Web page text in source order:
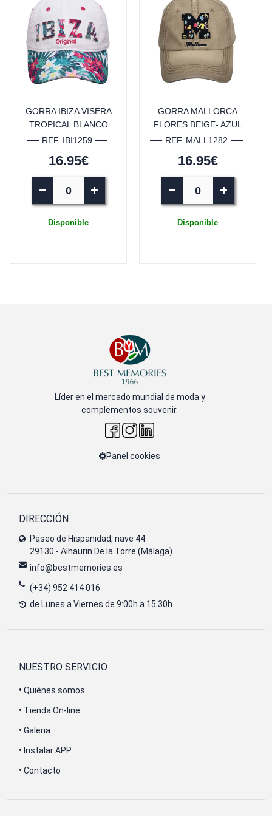
GORRA IBIZA VISERA
TROPICAL BLANCO
REF. IBI1259
16.95€
Disponible
GORRA MALLORCA
FLORES BEIGE- AZUL
REF. MALL1282
16.95€
Disponible
Líder en el mercado mundial de moda y
complementos souvenir.
Panel cookies
DIRECCIÓN
Paseo de Hispanidad, nave 44
29130 - Alhaurin De la Torre (Málaga)
info@bestmemories.es
(+34) 952 414 016
de Lunes a Viernes de 9:00h a 15:30h
NUESTRO SERVICIO
• Quiénes somos
• Tienda On-line
• Galeria
• Instalar APP
• Contacto